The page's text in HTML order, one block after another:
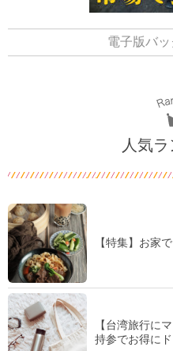
電子版バ
人気
【特集】お家
【台湾旅行に
持参でお得に